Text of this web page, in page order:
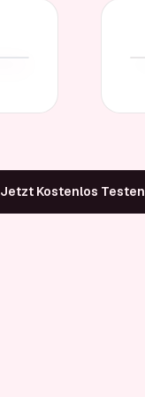
Jetzt Kostenlos Testen